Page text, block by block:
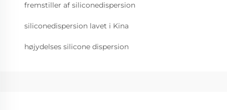
fremstiller af siliconedispersion
siliconedispersion lavet i Kina
højydelses silicone dispersion